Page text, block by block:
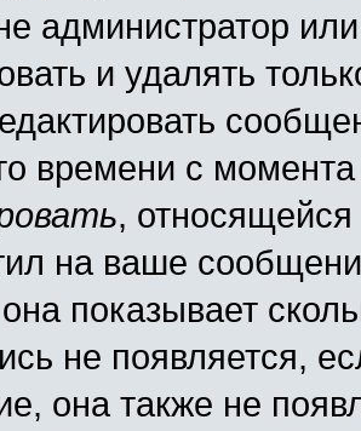
администратор
и удалять
времени с
,
на ваше
показывает
не появляется,
она также не